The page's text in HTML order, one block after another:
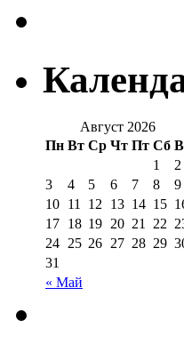
Август 2026
Пн Вт Ср Чт Пт Сб
« Май
1
2
3
4 5 6 7 8
9
10 11 12 13 14 15
17 18 19 20 21 22
24 25 26 27 28 29
31